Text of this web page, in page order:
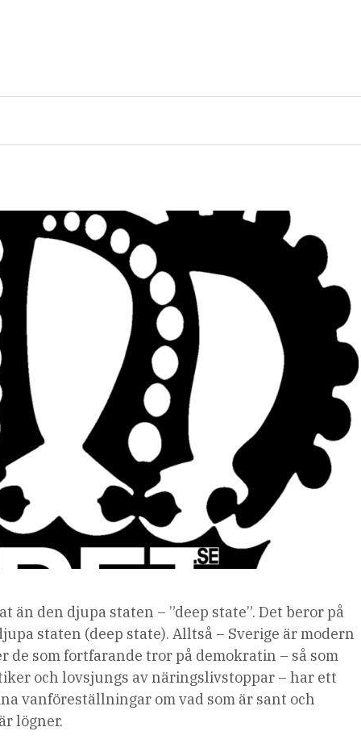
staten och ”deep
än den djupa staten – ”deep state”. Det beror på
staten (deep state). Alltså – Sverige är modern
de som fortfarande tror på demokratin – så som
och lovsjungs av näringslivstoppar – har ett
vanföreställningar om vad som är sant och
lögner.